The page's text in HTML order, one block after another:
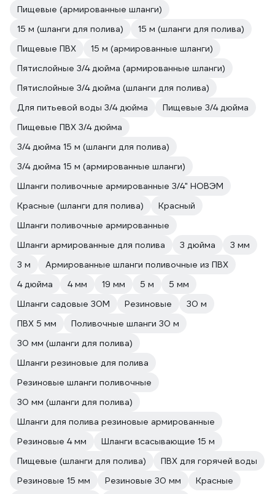
Пищевые (армированные шланги)
15 м (шланги для полива)
15 м (шланги для полива)
Пищевые ПВХ
15 м (армированные шланги)
Пятислойные 3/4 дюйма (армированные шланги)
Пятислойные 3/4 дюйма (шланги для полива)
Для питьевой воды 3/4 дюйма
Пищевые 3/4 дюйма
Пищевые ПВХ 3/4 дюйма
3/4 дюйма 15 м (шланги для полива)
3/4 дюйма 15 м (армированные шланги)
Шланги поливочные армированные 3/4" НОВЭМ
Красные (шланги для полива)
Красный
Шланги поливочные армированные
Шланги армированные для полива
3 дюйма
3 мм
3 м
Армированные шланги поливочные из ПВХ
4 дюйма
4 мм 19 мм 5 м
5 мм
Шланги садовые 30М
Резиновые
30 м
ПВХ 5 мм
Поливочные шланги 30 м
30 мм (шланги для полива)
Шланги резиновые для полива
Резиновые шланги поливочные
30 мм (шланги для полива)
Шланги для полива резиновые армированные
Резиновые 4 мм
Шланги всасывающие 15 м
Пищевые (шланги для полива)
ПВХ для горячей воды
Резиновые 15 мм
Резиновые 30 мм
Красные